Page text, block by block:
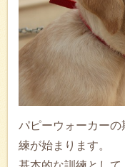
パピーウォーカーの
練が始まります。